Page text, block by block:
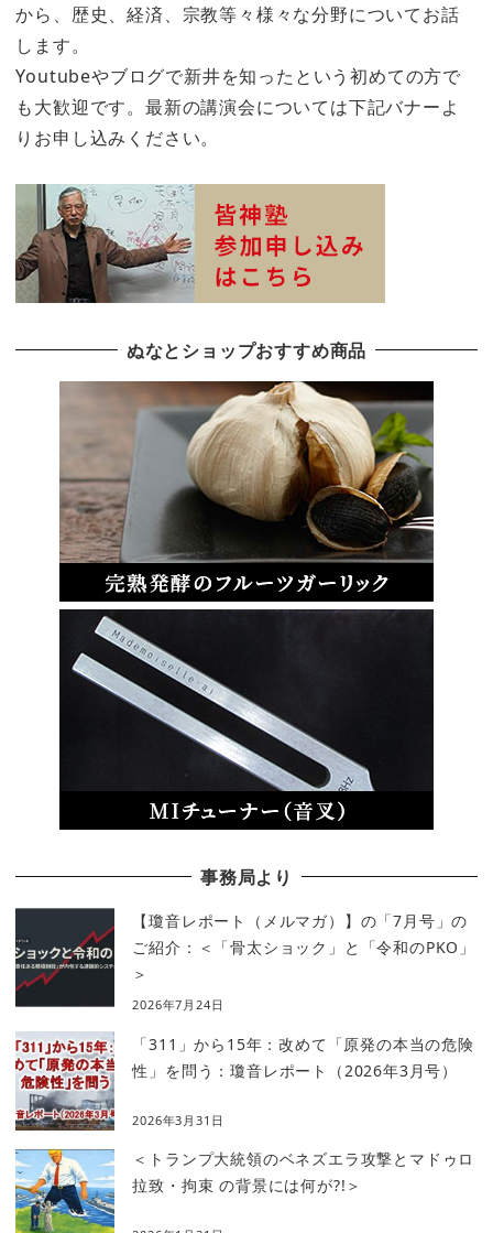
から、歴史、経済、宗教等々様々な分野についてお話
します。
Youtubeやブログで新井を知ったという初めての方で
も大歓迎です。最新の講演会については下記バナーよ
りお申し込みください。
ぬなとショップおすすめ商品
事務局より
【瓊音レポート（メルマガ）】の「7月号」の
ご紹介：＜「骨太ショック」と「令和のPKO」
＞
2026年7月24日
「311」から15年：改めて「原発の本当の危険
性」を問う：瓊音レポート（2026年3月号）
2026年3月31日
＜トランプ大統領のベネズエラ攻撃とマドゥロ
拉致・拘束 の背景には何が?!＞